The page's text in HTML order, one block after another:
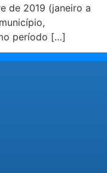
de 2019 (janeiro a
período […]